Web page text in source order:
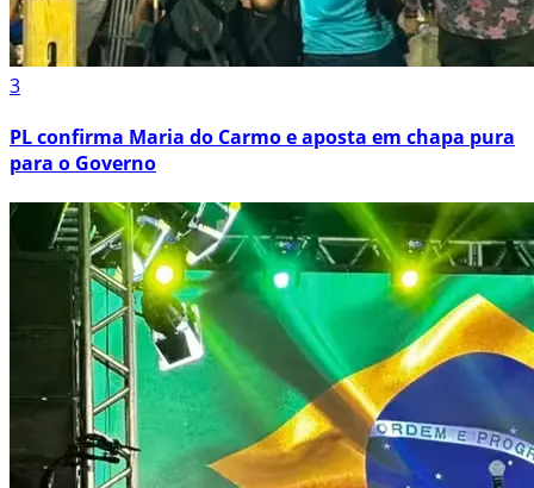
3
PL confirma Maria do Carmo e aposta em chapa pura
para o Governo